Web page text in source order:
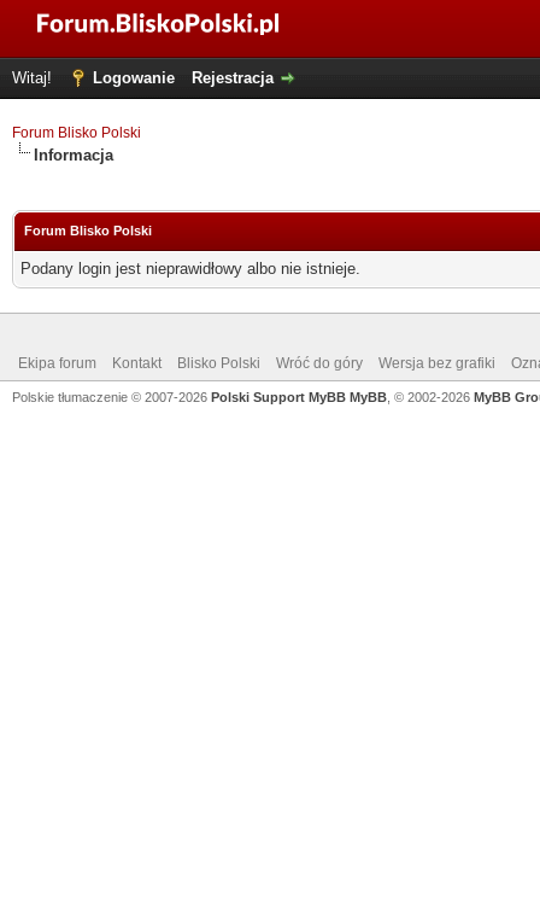
Witaj! Logowanie Rejestracja
Forum Blisko Polski
Informacja
Forum Blisko Polski
Podany login jest nieprawidłowy albo nie istnieje.
Ekipa forum Kontakt Blisko Polski Wróć do góry Wersja bez grafiki
Polskie tłumaczenie © 2007-2026 Polski Support MyBB MyBB , © 2002-2026 MyBB